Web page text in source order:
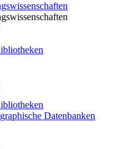
Datenbanken